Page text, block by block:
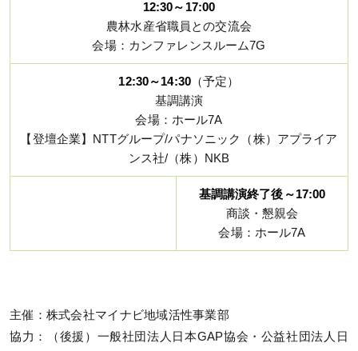
12:30～17:00
農林水産省職員との交流会
会場：カンファレンスルーム7G
12:30～14:30 （予定）
基調講演
会場：ホール7A
【登壇企業】NTTグループ/パナソニック（株）アプライア
ンス社/（株）NKB
基調講演終了後～17:00
商談・懇親会
会場：ホール7A
主催：株式会社マイナビ地域活性事業部
協力：（後援）一般社団法人日本GAP協会・公益社団法人日